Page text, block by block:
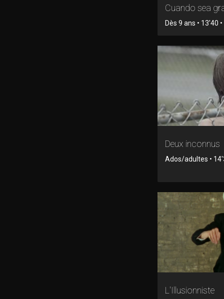
Cuando sea
Dès 9 ans • 13'40
Deux inconnus
Ados/adultes •
L'Illusionniste